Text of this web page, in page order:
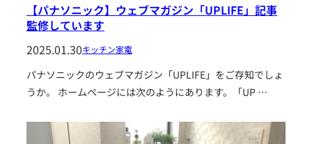
【パナソニック】ウェブマガジン「UPLIFE」記事
監修しています
2025.01.30キッチン家電
パナソニックのウェブマガジン「UPLIFE」をご存知でしょ
うか。 ホームページには次のようにあります。「UP …